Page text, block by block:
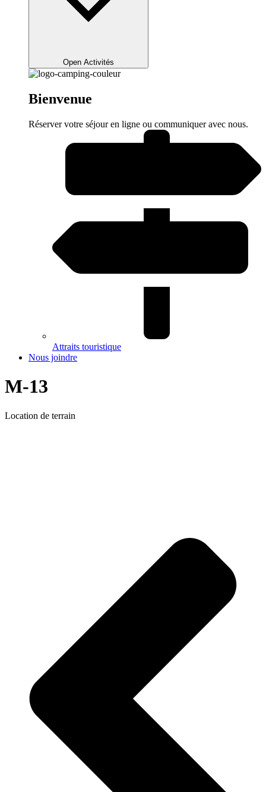
Open Activités
Bienvenue
Réserver votre séjour en ligne ou communiquer avec nous.
Attraits touristique
Nous joindre
M-13
Location de terrain